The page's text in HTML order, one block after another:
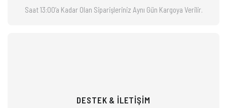
Saat 13:00’a Kadar Olan Siparişleriniz Aynı Gün Kargoya Verilir.
DESTEK & İLETİŞİM